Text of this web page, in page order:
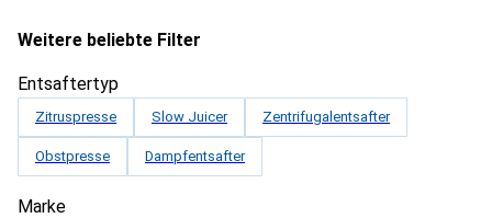
Weitere beliebte Filter
Entsaftertyp
Zitruspresse Slow Juicer Zentrifugalentsafter
Obstpresse Dampfentsafter
Marke